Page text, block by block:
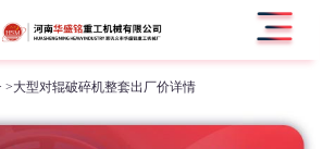
>大型对辊破碎机整套出厂价详情